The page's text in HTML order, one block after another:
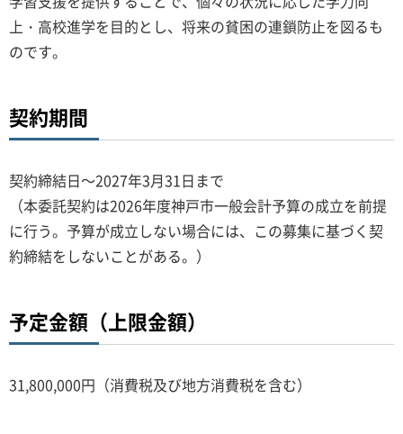
上・高校進学を目的とし、将来の貧困の連鎖防止を図るも
のです。
契約期間
契約締結日～2027年3月31日まで
（本委託契約は2026年度神戸市一般会計予算の成立を前提
に行う。予算が成立しない場合には、この募集に基づく契
約締結をしないことがある。）
予定金額（上限金額）
31,800,000円（消費税及び地方消費税を含む）